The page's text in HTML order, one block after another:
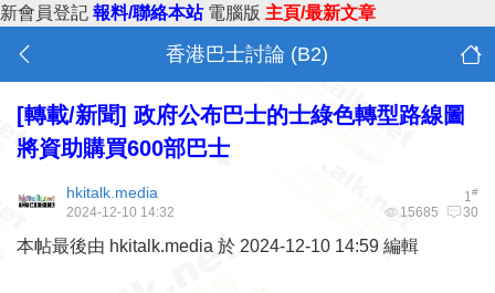
新會員登記 報料/聯絡本站 電腦版 主頁/最新文章
香港巴士討論 (B2)
[轉載/新聞] 政府公布巴士的士綠色轉型路線圖
將資助購買600部巴士
1#
hkitalk.media
15685 30
2024-12-10 14:32
本帖最後由 hkitalk.media 於 2024-12-10 14:59 編輯